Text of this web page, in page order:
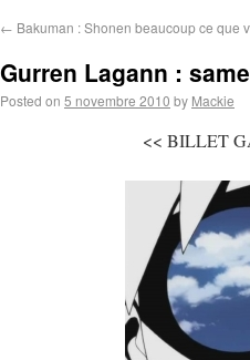
← Bakuman : Shonen beaucoup ce que
Gurren Lagann :
Posted on 5 novembre 2010 by Mackie
<< BILLET